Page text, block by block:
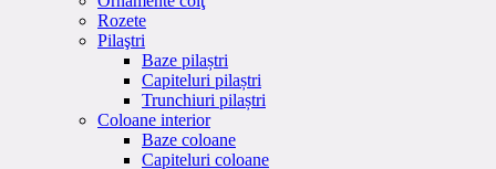
Rozete
Pilaştri
Baze pilaștri
Capiteluri pilaștri
Trunchiuri pilaștri
Coloane interior
Baze coloane
Capiteluri coloane